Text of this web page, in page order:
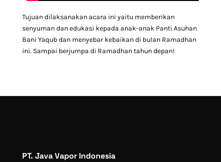
Tujuan dilaksanakan acara ini yaitu memberikan
senyuman dan edukasi kepada anak-anak Panti Asuhan
Bani Yaqub dan menyebar kebaikan di bulan Ramadhan
ini. Sampai berjumpa di Ramadhan tahun depan!
PT. Java Vapor Indonesia